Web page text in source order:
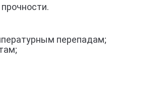
перепадам;